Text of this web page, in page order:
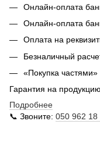
Онлайн-оплата
Онлайн-оплата
Оплата на
Безналичный
«Покупка
Гарантия на
Подробнее
📞 Звоните: 050 962 18